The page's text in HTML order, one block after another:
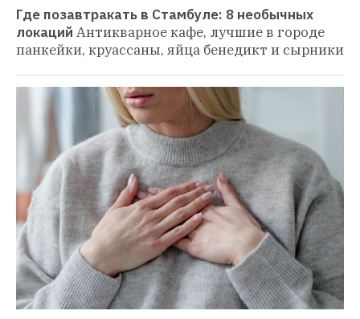
Где позавтракать в Стамбуле: 8 необычных
локаций Антикварное кафе, лучшие в городе
панкейки, круассаны, яйца бенедикт и сырники